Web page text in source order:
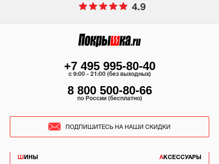
4.9
ШИНЫ
АКСЕССУАРЫ
+7 495 995-80-40
c 9:00 - 21:00 (без выходных)
8 800 500-80-66
по России (бесплатно)
ПОДПИШИТЕСЬ НА НАШИ СКИДКИ